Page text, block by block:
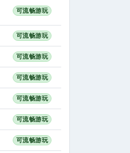
可流畅游玩
可流畅游玩
可流畅游玩
可流畅游玩
可流畅游玩
可流畅游玩
可流畅游玩